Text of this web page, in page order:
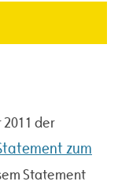
der
zum
Statement